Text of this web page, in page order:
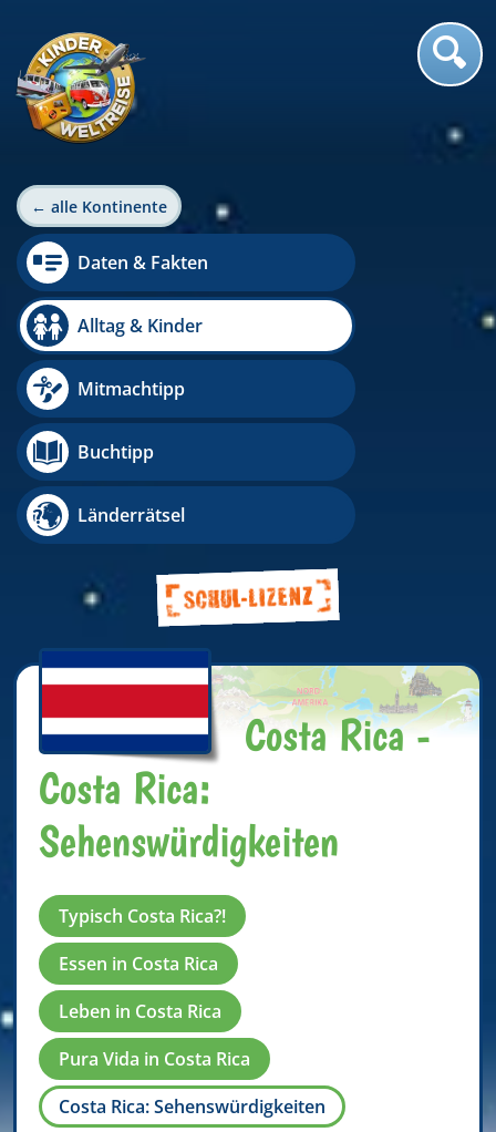
← alle Kontinente
Daten & Fakten
Alltag & Kinder
Mitmachtipp
Buchtipp
Länderrätsel
Costa Rica -
Costa Rica:
Sehenswürdigkeiten
Typisch Costa Rica?!
Essen in Costa Rica
Leben in Costa Rica
Pura Vida in Costa Rica
Costa Rica: Sehenswürdigkeiten